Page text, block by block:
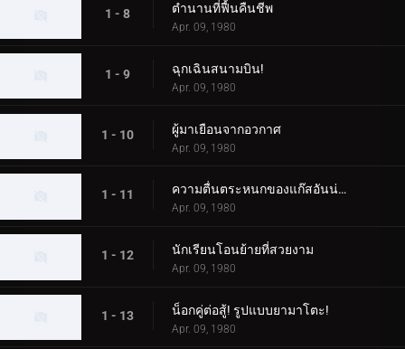
1 - 8 ตำนานที่ฟื้นคืนชีพ
Apr. 09, 1980
1 - 9 ฉุกเฉินสนามบิน!
Apr. 09, 1980
1 - 10 ผู้มาเยือนจากอวกาศ
Apr. 09, 1980
1 - 11 ความตื่นตระหนกของแก๊สอันน่าสยดสยอง
Apr. 09, 1980
1 - 12 นักเรียนโอนย้ายที่สวยงาม
Apr. 09, 1980
1 - 13 น็อกคู่ต่อสู้! รูปแบบยามาโตะ!
Apr. 09, 1980